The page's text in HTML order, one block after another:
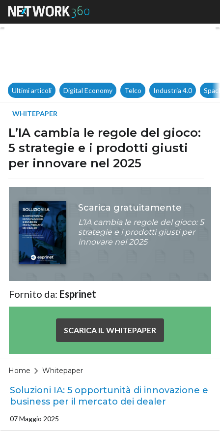
L’IA cambia le regole del
Ultimi articoli Digital Economy Telco Industria 4.0
WHITEPAPER
L’IA cambia le regole del gioco:
5 strategie e i prodotti giusti
per innovare nel 2025
Scarica gratuitamente
L’IA cambia le regole del gioco: 5
strategie e i prodotti giusti per
innovare nel 2025
Fornito da: Esprinet
SCARICA IL WHITEPAPER
Home Whitepaper
Soluzioni IA: 5 opportunità di innovazione e
business per il mercato dei dealer
07 Maggio 2025